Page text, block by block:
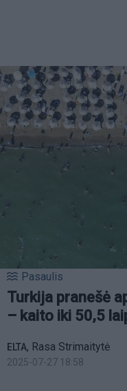
Pasaulis
Turkija pranešė
– kaito iki 50,5
ELTA, Rasa Strimaitytė
2025-07-27 18:58